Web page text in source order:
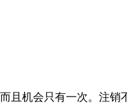
且机会只有一次。注销